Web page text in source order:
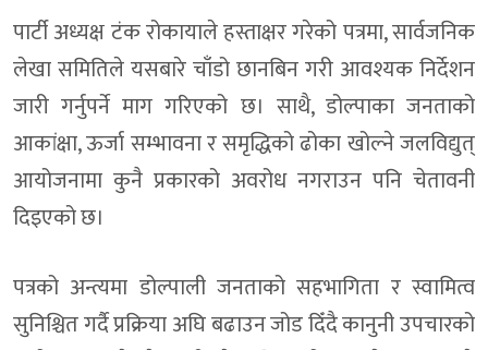
पार्टी अध्यक्ष टंक रोकायाले हस्ताक्षर गरेको पत्रमा, सार्वजनिक
लेखा समितिले यसबारे चाँडो छानबिन गरी आवश्यक निर्देशन
जारी गर्नुपर्ने माग गरिएको छ। साथै, डोल्पाका जनताको
आकांक्षा, ऊर्जा सम्भावना र समृद्धिको ढोका खोल्ने जलविद्युत्
आयोजनामा कुनै प्रकारको अवरोध नगराउन पनि चेतावनी
दिइएको छ।
पत्रको अन्त्यमा डोल्पाली जनताको सहभागिता र स्वामित्व
सुनिश्चित गर्दै प्रक्रिया अघि बढाउन जोड दिँदै कानुनी उपचारको